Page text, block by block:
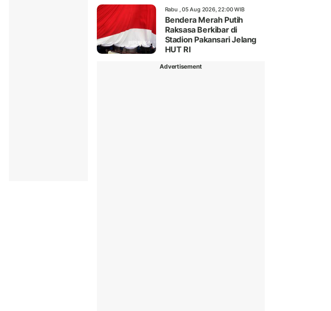
Rabu , 05 Aug 2026, 22:00 WIB
Bendera Merah Putih
Raksasa Berkibar di
Stadion Pakansari Jelang
HUT RI
Advertisement